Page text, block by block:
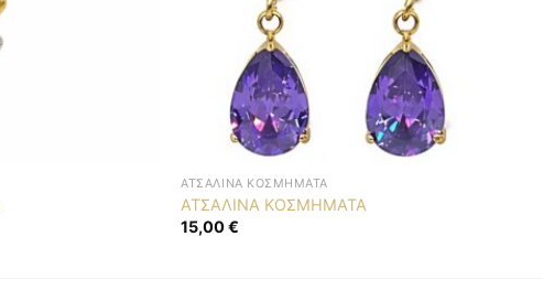
ΑΤΣΆΛΙΝΑ ΚΟΣΜΉΜΑΤΑ
ΑΤΣΑΛΙΝΑ ΚΟΣΜΗΜΑΤΑ
15,00€